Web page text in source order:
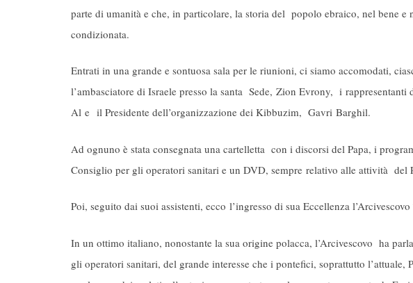
parte di umanità e che, in particolare, la storia del popolo ebraico, nel bene e
condizionata.
Entrati in una grande e sontuosa sala per le riunioni, ci siamo accomodati,
l’ambasciatore di Israele presso la santa Sede, Zion Evrony, i
Al e il Presidente dell’organizzazione dei Kibbuzim, Gavri Barghil.
Ad ognuno è stata consegnata una cartelletta con i discorsi del Papa, i
Consiglio per gli operatori sanitari e un DVD, sempre relativo alle attività del
Poi, seguito dai suoi assistenti, ecco l’ingresso di sua Eccellenza
In un ottimo italiano, nonostante la sua origine polacca, l’Arcivescovo ha
gli operatori sanitari, del grande interesse che i pontefici, soprattutto l’attuale,